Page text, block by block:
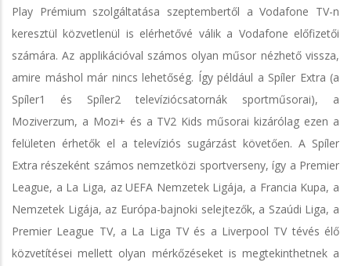
Play Prémium szolgáltatása szeptembertől a Vodafone TV-n
keresztül közvetlenül is elérhetővé válik a Vodafone előfizetői
számára. Az applikációval számos olyan műsor nézhető vissza,
amire máshol már nincs lehetőség. Így például a Spíler Extra (a
Spíler1 és Spíler2 televíziócsatornák sportműsorai), a
Moziverzum, a Mozi+ és a TV2 Kids műsorai kizárólag ezen a
felületen érhetők el a televíziós sugárzást követően. A Spíler
Extra részeként számos nemzetközi sportverseny, így a Premier
League, a La Liga, az UEFA Nemzetek Ligája, a Francia Kupa, a
Nemzetek Ligája, az Európa-bajnoki selejtezők, a Szaúdi Liga, a
Premier League TV, a La Liga TV és a Liverpool TV tévés élő
közvetítései mellett olyan mérkőzéseket is megtekinthetnek a